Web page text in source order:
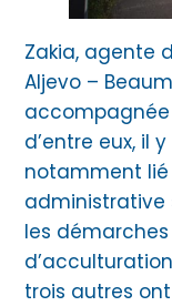
Zakia, agente
Aljevo –
accompagnée
d’entre eux, il
notamment lié
administrative
les
trois autres